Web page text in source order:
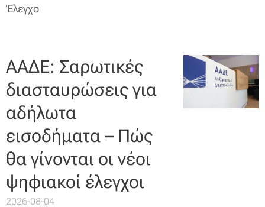
Έλεγχο
ΑΑΔΕ: Σαρωτικές
διασταυρώσεις για
αδήλωτα
εισοδήματα – Πώς
θα γίνονται οι νέοι
ψηφιακοί έλεγχοι
2026-08-04